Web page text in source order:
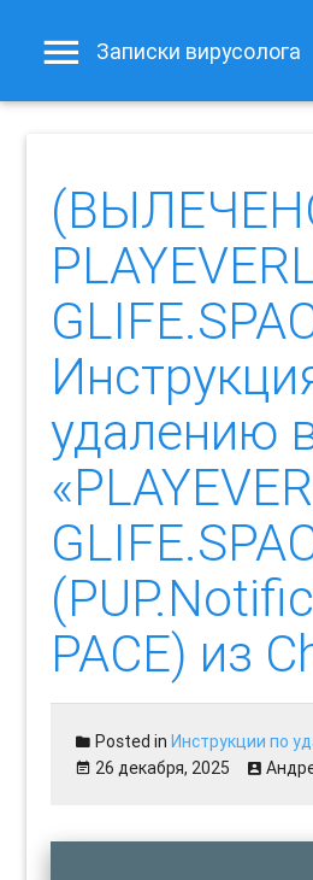
Записки вирусолога
удалению
PACE) из
Posted inИнструкции по
26 декабря, 2025